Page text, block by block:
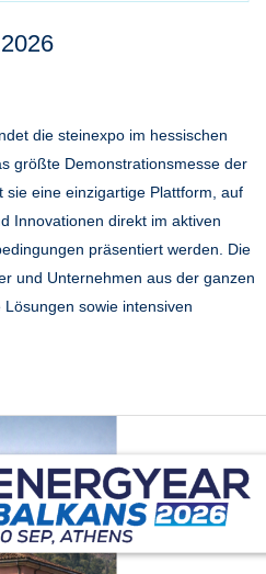
die steinexpo im hessischen
größte Demonstrationsmesse der
eine einzigartige Plattform, auf
Innovationen direkt im aktiven
präsentiert werden. Die
und Unternehmen aus der ganzen
sowie intensiven